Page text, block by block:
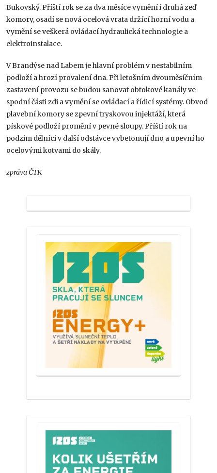
Bukovský. Příští rok se za dva měsíce vymění i druhá zeď
komory, osadí se nová ocelová vrata držící horní vodu a
vymění se veškerá ovládací hydraulická technologie a
elektroinstalace.
V Brandýse nad Labem je hlavní problém v nestabilním
podloží a hrozí provalení dna. Při letošním dvouměsíčním
zastavení provozu se budou sanovat obtokové kanály ve
spodní části zdi a vymění se ovládací a řídicí systémy. Obvod
plavební komory se zpevní tryskovou injektáží, která
pískové podloží promění v pevné sloupy. Příští rok na
podzim dělníci v další odstávce vybetonují dno a upevní ho
ocelovými kotvami do skály.
zpráva ČTK